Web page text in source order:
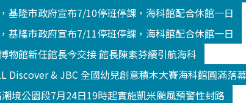
基隆市政府宣布7/10停班停課，海科館配合休館一日
基隆市政府宣布7/11停班停課，海科館配合休館一日
物館新任館長今交接 館長陳素芬續引航海科
Discover & JBC 全國幼兒創意積木大賽海科館圓滿落
潮境公園段7月24日19時起實施凱米颱風預警性封路